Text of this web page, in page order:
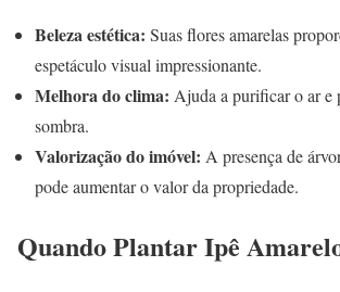
Beleza estética: Suas flores amarelas
espetáculo visual impressionante.
Melhora do clima: Ajuda a purificar o ar e
sombra.
Valorização do imóvel: A presença de
pode aumentar o valor da propriedade.
Quando Plantar Ipê